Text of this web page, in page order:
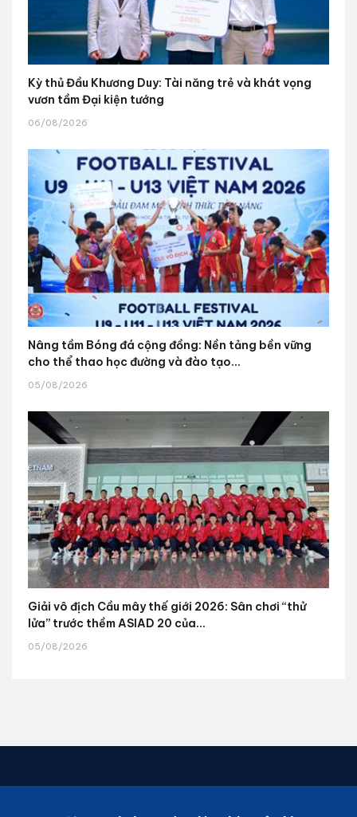
Kỳ thủ Đầu Khương Duy: Tài năng trẻ và khát vọng
vươn tầm Đại kiện tướng
06/08/2026
Nâng tầm Bóng đá cộng đồng: Nền tảng bền vững
cho thể thao học đường và đào tạo...
05/08/2026
Giải vô địch Cầu mây thế giới 2026: Sân chơi “thử
lửa” trước thềm ASIAD 20 của...
05/08/2026